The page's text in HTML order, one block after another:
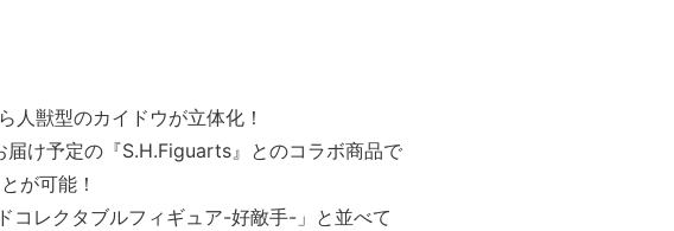
人獣型のカイドウが立体化！
け予定の『S.H.Figuarts』とのコラボ商品で
が可能！
コレクタブルフィギュア-好敵手-」と並べて